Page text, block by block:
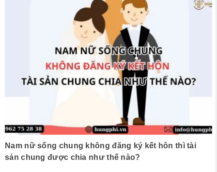
Nam nữ sống chung không đăng ký kết hôn thì tài
sản chung được chia như thế nào?